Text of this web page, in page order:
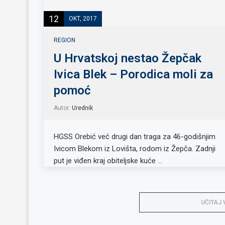
12 OKT, 2017
REGION
U Hrvatskoj nestao Žepčak
Ivica Blek – Porodica moli za
pomoć
Autor: Urednik
HGSS Orebić već drugi dan traga za 46-godišnjim
Ivicom Blekom iz Lovišta, rodom iz Žepča. Zadnji
put je viđen kraj obiteljske kuće …
UČITAJ